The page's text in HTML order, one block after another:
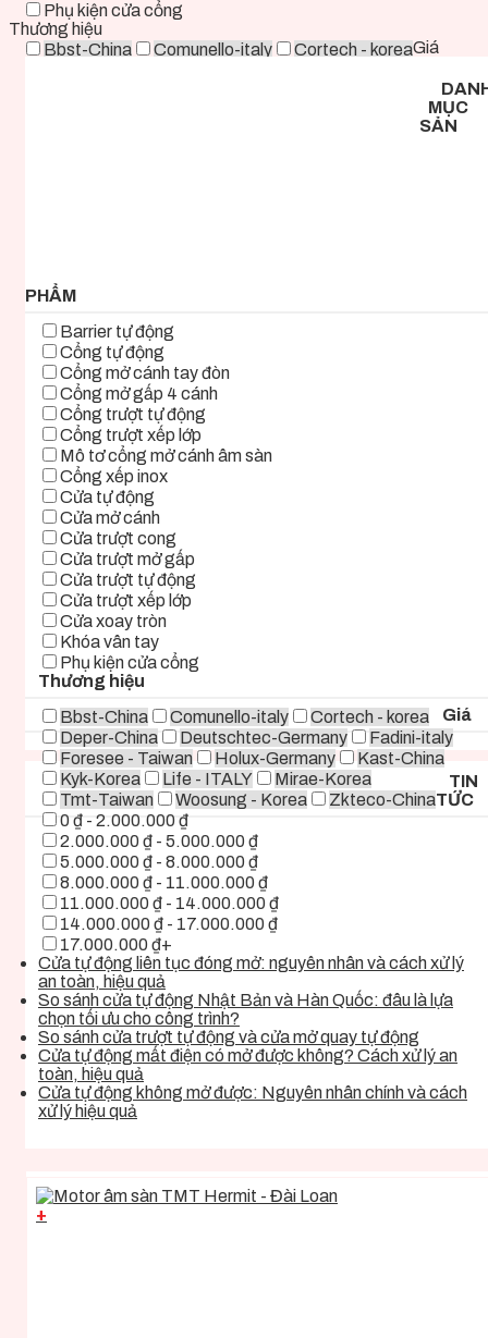
Phụ kiện cửa cổng
Thương hiệu
Bbst-China
Comunello-italy
Cortech - koreaGiá
MỤC
SẢN
PHẨM
Barrier tự động
Cổng tự động
Cổng mở cánh tay đòn
Cổng mở gấp 4 cánh
Cổng trượt tự động
Cổng trượt xếp lớp
Mô tơ cổng mở cánh âm sàn
Cổng xếp inox
Cửa tự động
Cửa mở cánh
Cửa trượt cong
Cửa trượt mở gấp
Cửa trượt tự động
Cửa trượt xếp lớp
Cửa xoay tròn
Khóa vân tay
Phụ kiện cửa cổng
Thương hiệu
Bbst-China
Comunello-italy
Cortech - korea
Deper-China
Deutschtec-Germany
Fadini-italy
Foresee - Taiwan
Holux-Germany
Kast-China
Kyk-Korea
Life - ITALY
Mirae-Korea
Tmt-Taiwan
Woosung - Korea Zkteco-China
Giá
0 ₫ - 2.000.000 ₫
2.000.000 ₫ - 5.000.000 ₫
5.000.000 ₫ - 8.000.000 ₫
8.000.000 ₫ - 11.000.000 ₫
11.000.000 ₫ - 14.000.000 ₫
14.000.000 ₫ - 17.000.000 ₫
17.000.000 ₫+
TIN
TỨC
Cửa tự động liên tục đóng mở: nguyên nhân và cách xử lý
an toàn, hiệu quả
So sánh cửa tự động Nhật Bản và Hàn Quốc: đâu là lựa
chọn tối ưu cho công trình?
So sánh cửa trượt tự động và cửa mở quay tự động
Cửa tự động mất điện có mở được không? Cách xử lý an
toàn, hiệu quả
Cửa tự động không mở được: Nguyên nhân chính và cách
xử lý hiệu quả
+